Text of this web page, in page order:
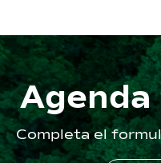
habilita […]
Completa el